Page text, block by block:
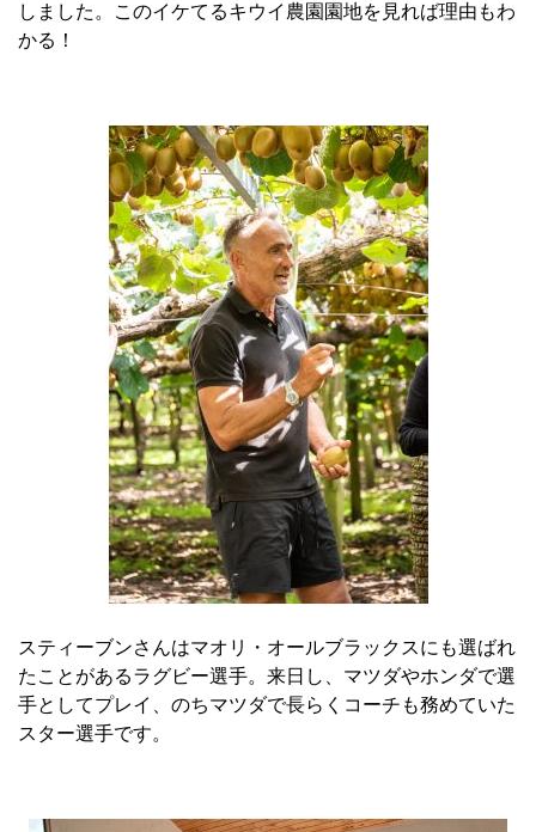
しました。このイケてるキウイ農園園地を見れば理由もわ
かる！
スティーブンさんはマオリ・オールブラックスにも選ばれ
たことがあるラグビー選手。来日し、マツダやホンダで選
手としてプレイ、のちマツダで長らくコーチも務めていた
スター選手です。